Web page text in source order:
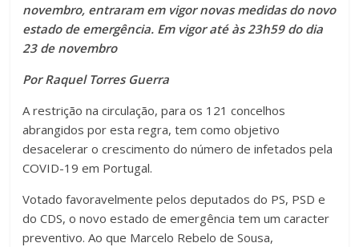
novembro, entraram em vigor novas medidas do novo
estado de emergência. Em vigor até às 23h59 do dia
23 de novembro
Por Raquel Torres Guerra
A restrição na circulação, para os 121 concelhos
abrangidos por esta regra, tem como objetivo
desacelerar o crescimento do número de infetados pela
COVID-19 em Portugal.
Votado favoravelmente pelos deputados do PS, PSD e
do CDS, o novo estado de emergência tem um caracter
preventivo. Ao que Marcelo Rebelo de Sousa,